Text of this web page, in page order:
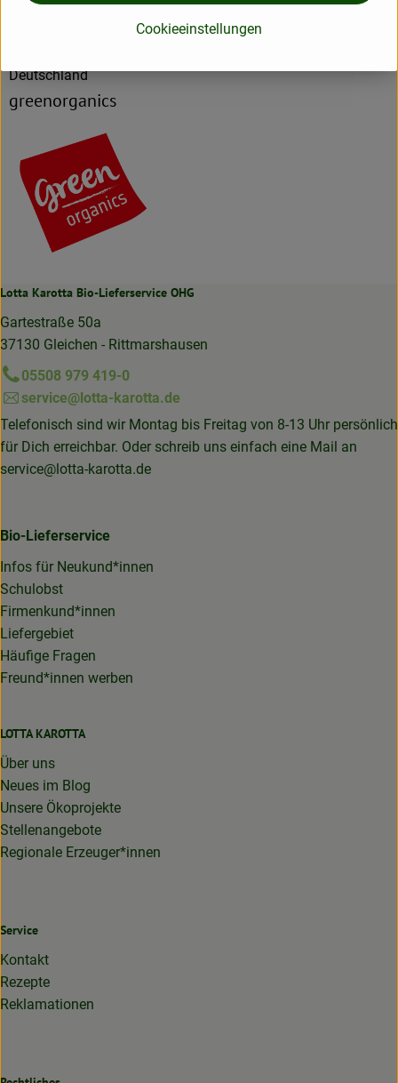
Hersteller: Greenorganics
Deutschland
greenorganics
Lotta Karotta Bio-Lieferservice OHG
Gartestraße 50a
37130 Gleichen - Rittmarshausen
05508 979 419-0
service@lotta-karotta.de
Telefonisch sind wir Montag bis Freitag von 8-13 Uhr persönlich
für Dich erreichbar. Oder schreib uns einfach eine Mail an
service@lotta-karotta.de
Bio-Lieferservice
Infos für Neukund*innen
Schulobst
Firmenkund*innen
Liefergebiet
Häufige Fragen
Freund*innen werben
LOTTA KAROTTA
Über uns
Neues im Blog
Unsere Ökoprojekte
Stellenangebote
Regionale Erzeuger*innen
Service
Kontakt
Rezepte
Reklamationen
Cookieeinstellungen